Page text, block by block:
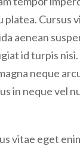
aenean
id turpis
neque
in neque
vitae eget